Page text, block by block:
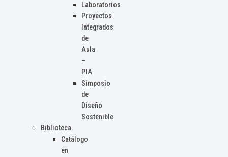
Laboratorios
Proyectos
Integrados
de
Aula
–
PIA
Simposio
de
Diseño
Sostenible
Biblioteca
Catálogo
en